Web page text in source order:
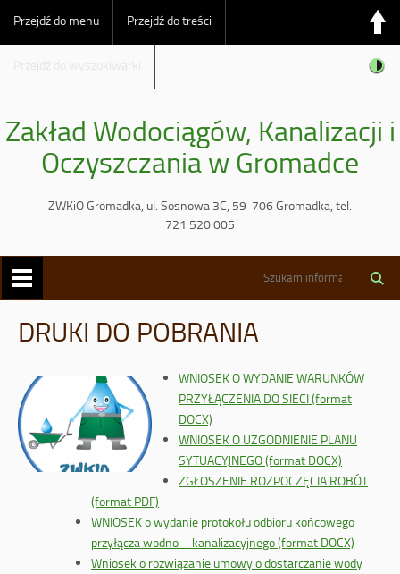
Przejdź do menu Przejdź do treści
Zakład Wodociągów, Kanalizacji i
Oczyszczania w Gromadce
ZWKiO Gromadka, ul. Sosnowa 3C, 59-706 Gromadka, tel.
721 520 005
DRUKI DO POBRANIA
WNIOSEK O WYDANIE WARUNKÓW
PRZYŁĄCZENIA DO SIECI (format
DOCX)
WNIOSEK O UZGODNIENIE PLANU
SYTUACYJNEGO (format DOCX)
ZGŁOSZENIE ROZPOCZĘCIA ROBÓT
(format PDF)
WNIOSEK o wydanie protokołu odbioru końcowego
przyłącza wodno – kanalizacyjnego (format DOCX)
Wniosek o rozwiązanie umowy o dostarczanie wody